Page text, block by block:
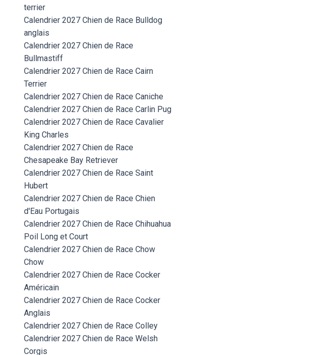
terrier
Calendrier 2027 Chien de Race Bulldog
anglais
Calendrier 2027 Chien de Race
Bullmastiff
Calendrier 2027 Chien de Race Cairn
Terrier
Calendrier 2027 Chien de Race Caniche
Calendrier 2027 Chien de Race Carlin Pug
Calendrier 2027 Chien de Race Cavalier
King Charles
Calendrier 2027 Chien de Race
Chesapeake Bay Retriever
Calendrier 2027 Chien de Race Saint
Hubert
Calendrier 2027 Chien de Race Chien
d'Eau Portugais
Calendrier 2027 Chien de Race Chihuahua
Poil Long et Court
Calendrier 2027 Chien de Race Chow
Chow
Calendrier 2027 Chien de Race Cocker
Américain
Calendrier 2027 Chien de Race Cocker
Anglais
Calendrier 2027 Chien de Race Colley
Calendrier 2027 Chien de Race Welsh
Corgis